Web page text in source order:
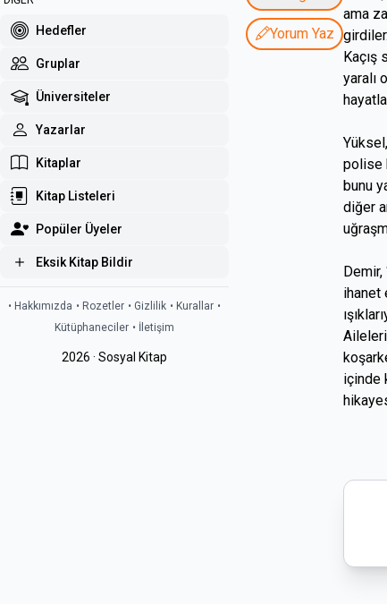
Hedefler
Gruplar
Üniversiteler
Yazarlar
Kitaplar
Kitap Listeleri
Popüler Üyeler
Eksik Kitap Bildir
• Hakkımızda • Rozetler • Gizlilik • Kurallar •
Kütüphaneciler • İletişim
2026 · Sosyal Kitap
Yorum Yaz
ama
Kaçış
yaralı
polise
bunu
diğer
ihanet
içinde